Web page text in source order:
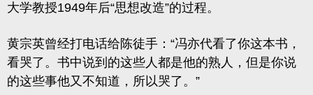
大学教授1949年后“思想改造”的过程。
黄宗英曾经打电话给陈徒手：“冯亦代看了你这本书，
看哭了。书中说到的这些人都是他的熟人，但是你说
的这些事他又不知道，所以哭了。”